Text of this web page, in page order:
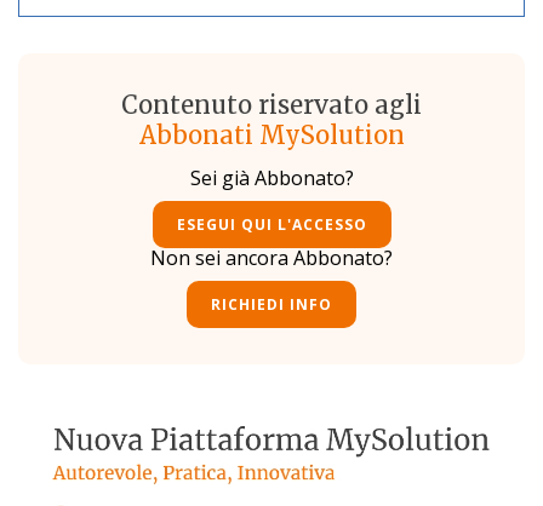
Contenuto riservato agli
Abbonati MySolution
Sei già Abbonato?
ESEGUI QUI L'ACCESSO
Non sei ancora Abbonato?
RICHIEDI INFO